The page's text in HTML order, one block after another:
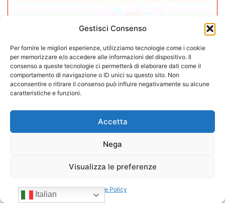
Gestisci Consenso
Per fornire le migliori esperienze, utilizziamo tecnologie come i cookie
per memorizzare e/o accedere alle informazioni del dispositivo. Il
consenso a queste tecnologie ci permetterà di elaborare dati come il
comportamento di navigazione o ID unici su questo sito. Non
acconsentire o ritirare il consenso può influire negativamente su alcune
caratteristiche e funzioni.
Accetta
Nega
Visualizza le preferenze
Cookie Policy
nuovo Consiglio di Amministrazione
17/07/2026
Italian